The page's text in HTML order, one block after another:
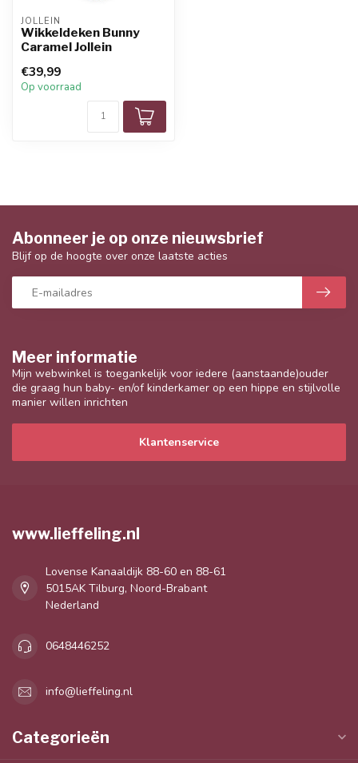
JOLLEIN
Wikkeldeken Bunny
Caramel Jollein
€39,99
Op voorraad
Meer informatie
Mijn webwinkel is toegankelijk voor iedere (aanstaande)ouder
die graag hun baby- en/of kinderkamer op een hippe en stijlvolle
manier willen inrichten
Klantenservice
Abonneer je op onze nieuwsbrief
Blijf op de hoogte over onze laatste acties
www.lieffeling.nl
Lovense Kanaaldijk 88-60 en 88-61
5015AK Tilburg, Noord-Brabant
Nederland
0648446252
info@lieffeling.nl
Categorieën